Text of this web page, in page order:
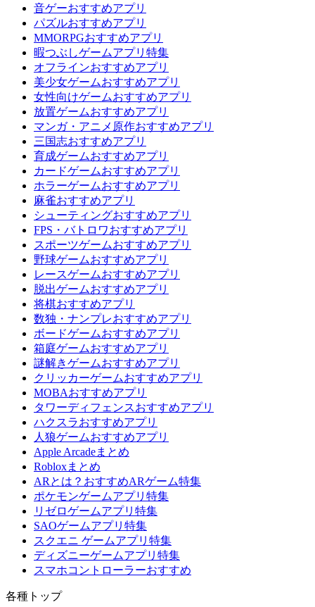
音ゲーおすすめアプリ
パズルおすすめアプリ
MMORPGおすすめアプリ
暇つぶしゲームアプリ特集
オフラインおすすめアプリ
美少女ゲームおすすめアプリ
女性向けゲームおすすめアプリ
放置ゲームおすすめアプリ
マンガ・アニメ原作おすすめアプリ
三国志おすすめアプリ
育成ゲームおすすめアプリ
カードゲームおすすめアプリ
ホラーゲームおすすめアプリ
麻雀おすすめアプリ
シューティングおすすめアプリ
FPS・バトロワおすすめアプリ
スポーツゲームおすすめアプリ
野球ゲームおすすめアプリ
レースゲームおすすめアプリ
脱出ゲームおすすめアプリ
将棋おすすめアプリ
数独・ナンプレおすすめアプリ
ボードゲームおすすめアプリ
箱庭ゲームおすすめアプリ
謎解きゲームおすすめアプリ
クリッカーゲームおすすめアプリ
MOBAおすすめアプリ
タワーディフェンスおすすめアプリ
ハクスラおすすめアプリ
人狼ゲームおすすめアプリ
Apple Arcadeまとめ
Robloxまとめ
ARとは？おすすめARゲーム特集
ポケモンゲームアプリ特集
リゼロゲームアプリ特集
SAOゲームアプリ特集
スクエニ ゲームアプリ特集
ディズニーゲームアプリ特集
スマホコントローラーおすすめ
各種トップ